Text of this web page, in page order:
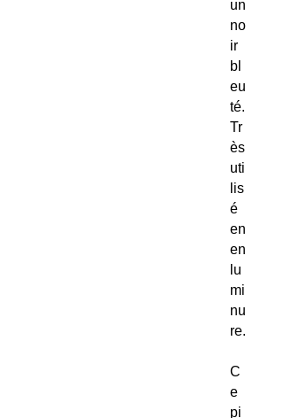
un
no
ir
bl
eu
té.
Tr
ès
uti
lis
é
en
en
lu
mi
nu
re.
C
e
pi